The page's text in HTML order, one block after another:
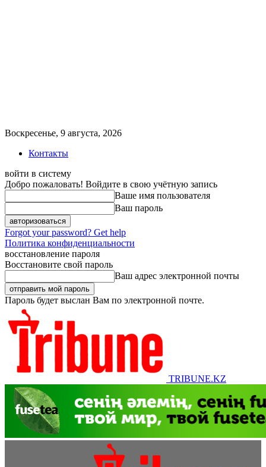
Воскресенье, 9 августа, 2026
Контакты
войти в систему
Добро пожаловать! Войдите в свою учётную запись
Ваше имя пользователя
Ваш пароль
Forgot your password? Get help
Политика конфиденциальности
восстановление пароля
Восстановите свой пароль
Ваш адрес электронной почты
Пароль будет выслан Вам по электронной почте.
TRIBUNE.KZ